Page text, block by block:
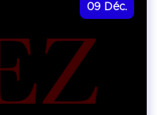
09 Déc.